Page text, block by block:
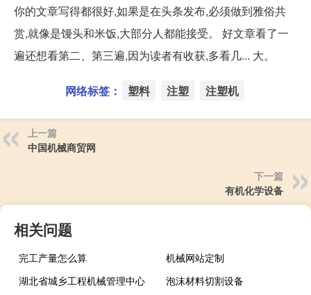
你的文章写得都很好,如果是在头条发布,必须做到雅俗共
赏,就像是馒头和米饭,大部分人都能接受。 好文章看了一
遍还想看第二、第三遍,因为读者有收获,多看几... 大。
网络标签： 塑料 注塑 注塑机
上一篇
中国机械商贸网
下一篇
有机化学设备
相关问题
完工产量怎么算
机械网站定制
湖北省城乡工程机械管理中心
泡沫材料切割设备